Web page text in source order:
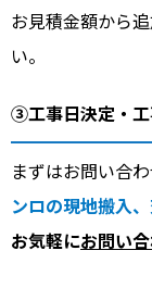
お見積金額から
い。
③工事日決定・
まずはお問い合
ンロの現地搬入
お気軽にお問い